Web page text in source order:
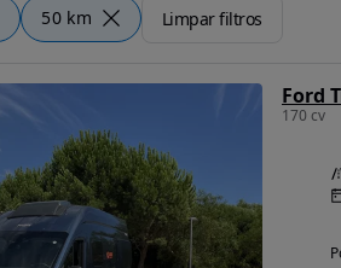
50 km Limpar filtros
170 cv